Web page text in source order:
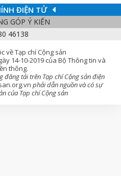
ĐIỆN TỬ
GÓP Ý KIẾN
46138
về Tạp chí Cộng sản
14-10-2019 của Bộ Thông tin và
thông.
tải trên Tạp chí Cộng sản điện
phải dẫn nguồn và có sự
của Tạp chí Cộng sản